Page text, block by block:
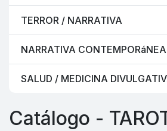
TERROR / NARRATIVA
NARRATIVA
SALUD / MEDICINA
Catálogo -